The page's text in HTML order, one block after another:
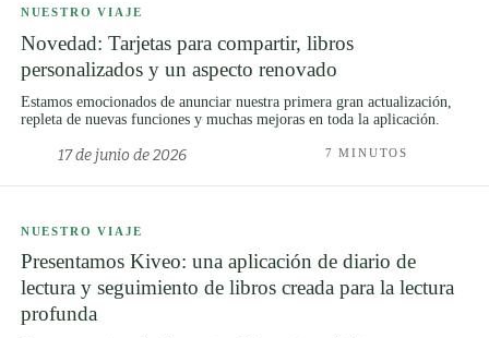
NUESTRO VIAJE
Novedad: Tarjetas para compartir, libros
personalizados y un aspecto renovado
Estamos emocionados de anunciar nuestra primera gran actualización,
repleta de nuevas funciones y muchas mejoras en toda la aplicación.
17 de junio de 2026 7 MINUTOS
NUESTRO VIAJE
Presentamos Kiveo: una aplicación de diario de
lectura y seguimiento de libros creada para la lectura
profunda